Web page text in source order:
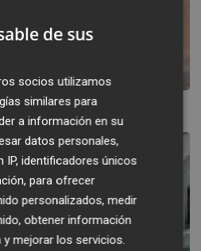
de no retorno
de sus
socios utilizamos
similares para
a información en su
datos personales,
IP, identificadores únicos
para ofrecer
personalizados, medir
obtener información
mejorar los servicios.